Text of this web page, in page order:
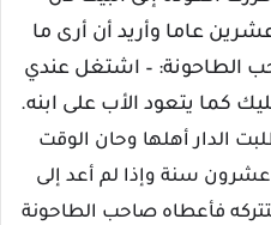
عاما وأريد أن أرى ما
الطاحونة: – اشتغل عندي
كما يتعود الأب على ابنه.
الدار أهلها وحان الوقت
سنة وإذا لم أعد إلى
فأعطاه صاحب الطاحونة